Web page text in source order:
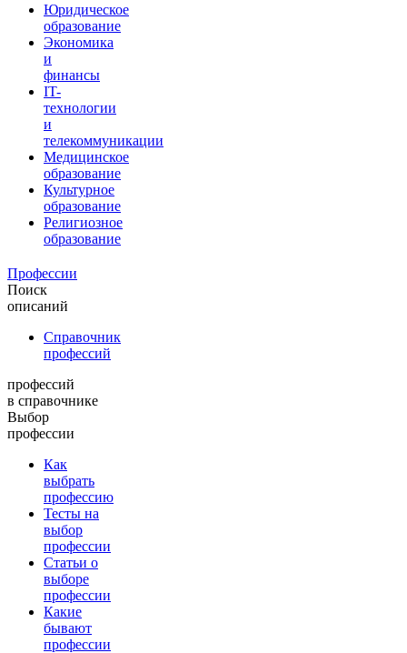
Юридическое
образование
Экономика
и
финансы
IT-
технологии
и
телекоммуникации
Медицинское
образование
Культурное
образование
Религиозное
образование
Профессии
Поиск
описаний
Справочник
профессий
профессий
в справочнике
Выбор
профессии
Как
выбрать
профессию
Тесты на
выбор
профессии
Статьи о
выборе
профессии
Какие
бывают
профессии